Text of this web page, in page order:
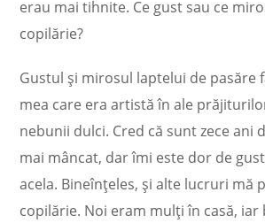
erau mai tihnite. Ce gust sau ce
copilărie?
Gustul și mirosul laptelui de pasăre
mea care era artistă în ale
nebunii dulci. Cred că sunt zece ani
mai mâncat, dar îmi este dor de
acela. Bineînțeles, și alte lucruri mă
copilărie. Noi eram mulți în casă, iar